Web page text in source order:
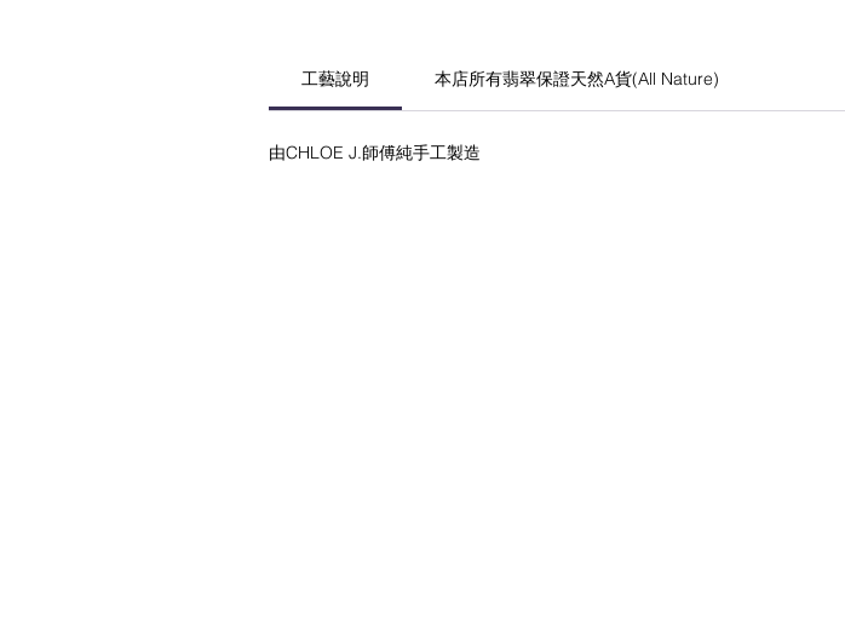
工藝說明 本店所有翡翠保證天然A貨(All Nature)
由CHLOE J.師傅純手工製造